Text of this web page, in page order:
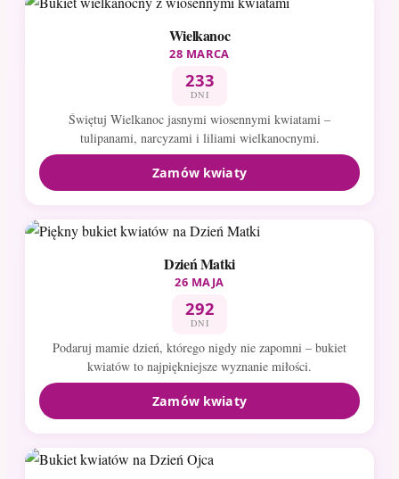
Wielkanoc
28 MARCA
233
DNI
Świętuj Wielkanoc jasnymi wiosennymi kwiatami –
tulipanami, narcyzami i liliami wielkanocnymi.
Zamów kwiaty
Dzień Matki
26 MAJA
292
DNI
Podaruj mamie dzień, którego nigdy nie zapomni – bukiet
kwiatów to najpiękniejsze wyznanie miłości.
Zamów kwiaty